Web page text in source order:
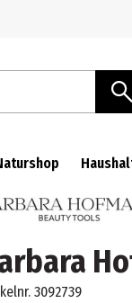
3092739